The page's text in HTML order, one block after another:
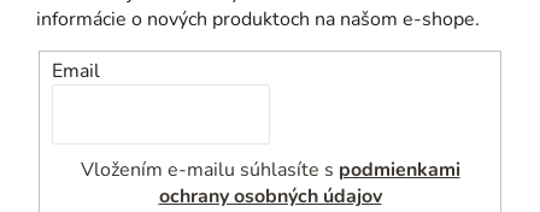
informácie o nových produktoch na našom e-shope.
Email
Vložením e-mailu súhlasíte s podmienkami
ochrany osobných údajov